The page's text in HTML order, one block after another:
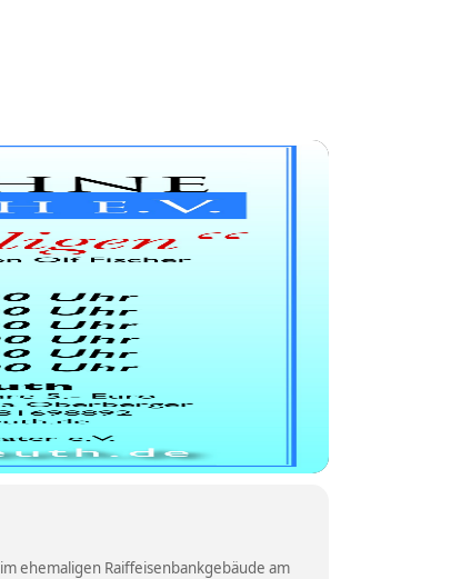
ehemaligen Raiffeisenbankgebäude am